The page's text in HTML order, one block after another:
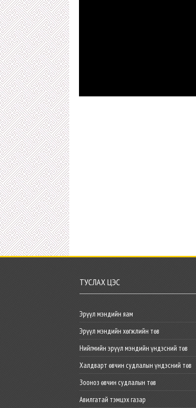
ТУСЛАХ ЦЭС
Эрүүл мэндийн яам
Эрүүл мэндийн хөгжлийн төв
Нийгмийн эрүүл мэндийн үндэсний төв
Халдварт өвчин судлалын үндэсний төв
Зооноз өвчин судлалын төв
Авилгатай тэмцэх газар